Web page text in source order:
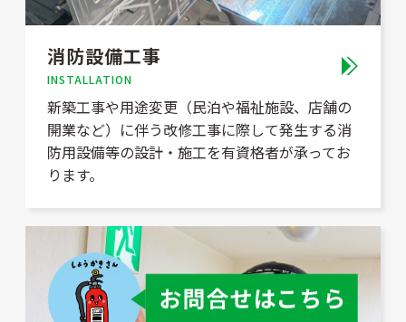
消防設備工事
INSTALLATION
新築工事や用途変更（民泊や福祉施設、店舗の
開業など）に伴う改修工事に際して発生する消
防用設備等の設計・施工を有資格者が承ってお
ります。